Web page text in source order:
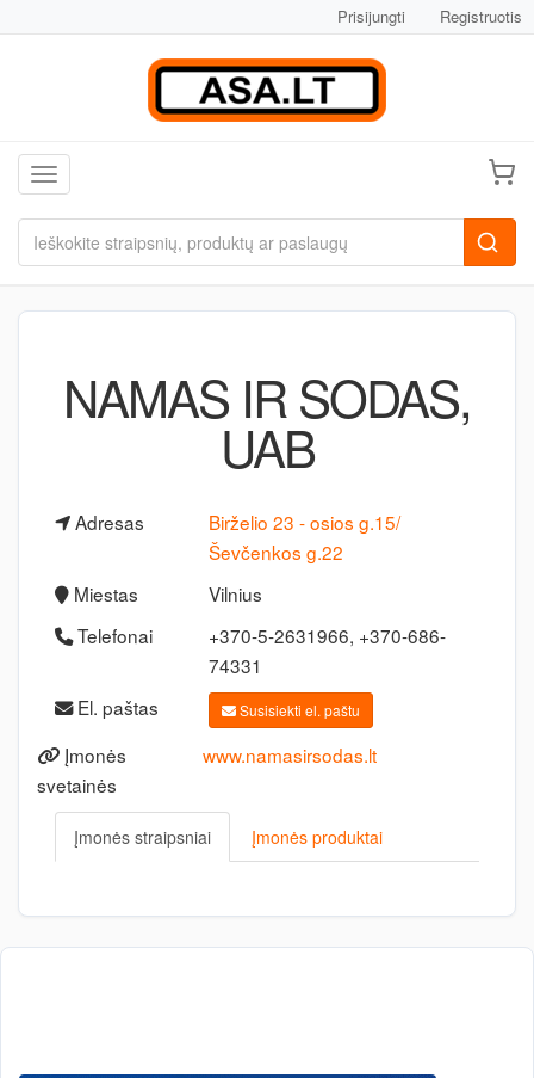
Prisijungti Registruotis
Toggle navigation
NAMAS IR SODAS,
UAB
Adresas
Birželio 23 - osios g.15/
Ševčenkos g.22
Miestas
Vilnius
Telefonai
+370-5-2631966, +370-686-
74331
El. paštas
Susisiekti el. paštu
Įmonės
svetainės
www.namasirsodas.lt
Įmonės straipsniai Įmonės produktai